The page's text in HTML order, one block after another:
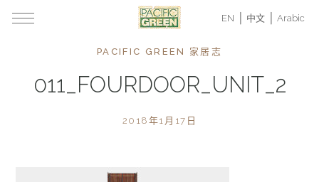
EN 中文 Arabic
PACIFIC GREEN 家居志
011_FOURDOOR_UNIT_2
2018年1月17日